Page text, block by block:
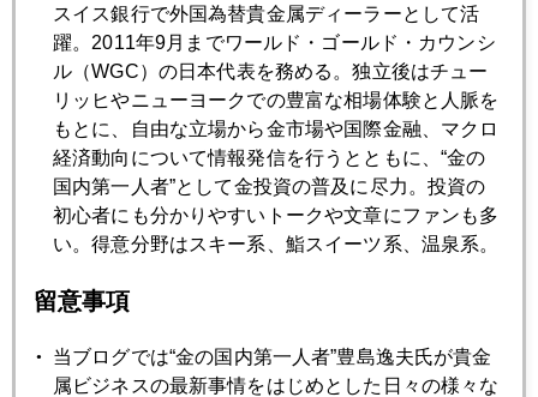
2020年03月30日
インスタ始めました！
2020年03月27日
東京封鎖懸念、不要不急の投資は避けよ
ヘリコプターマネーと金
2020年03月25日
スイス銀行で外国為替貴金属ディーラーとして活
躍。2011年9月までワールド・ゴールド・カウンシ
ル（WGC）の日本代表を務める。独立後はチュー
リッヒやニューヨークでの豊富な相場体験と人脈を
もとに、自由な立場から金市場や国際金融、マクロ
経済動向について情報発信を行うとともに、“金の
国内第一人者”として金投資の普及に尽力。投資の
初心者にも分かりやすいトークや文章にファンも多
い。得意分野はスキー系、鮨スイーツ系、温泉系。
留意事項
当ブログでは“金の国内第一人者”豊島逸夫氏が貴金
属ビジネスの最新事情をはじめとした日々の様々な